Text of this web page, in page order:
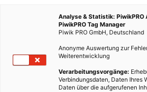
Analyse & Statistik:
PiwikPRO Tag Manager
Piwik PRO GmbH, Deutschland
Anonyme Auswertung zur
Weiterentwicklung
Verarbeitungsvorgänge:
Verbindungsdaten, Daten Ihres
Daten über die aufgerufenen